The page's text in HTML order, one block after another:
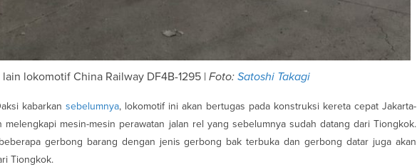
lain lokomotif China Railway DF4B-1295 | Foto:Satoshi Takagi
kabarkan sebelumnya, lokomotif ini akan bertugas pada konstruksi kereta cepat Jakarta-
melengkapi mesin-mesin perawatan jalan rel yang sebelumnya sudah datang dari Tiongkok.
gerbong barang dengan jenis gerbong bak terbuka dan gerbong datar juga akan
Tiongkok.